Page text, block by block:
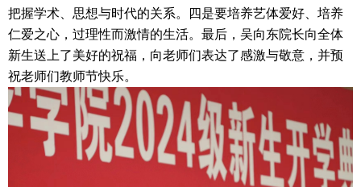
把握学术、思想与时代的关系。
四是要培养艺体爱好、培养
仁爱之心，过理性而激情的生活。 最后，吴向东院长向全体
新生送上了美好的祝福，向老师们表达了感激与敬意，并预
祝老师们教师节快乐。